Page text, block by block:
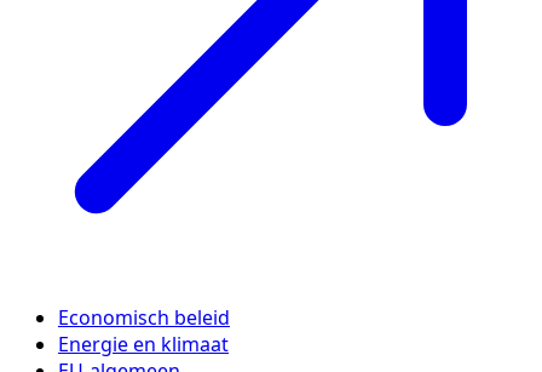
Economisch beleid
Energie en klimaat